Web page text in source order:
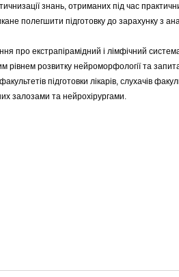
знань, отриманих під час
полегшити підготовку до зарахунку з
про екстрапірамідний і лімфічний
розвитку нейроморфології та
підготовки лікарів, слухачів
залозами та нейрохірургами.